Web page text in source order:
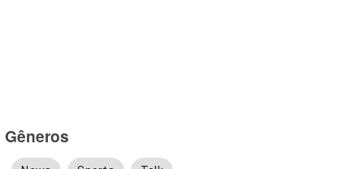
Gêneros